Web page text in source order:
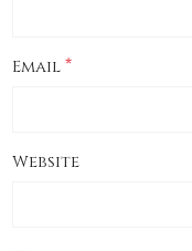
Email*
Website